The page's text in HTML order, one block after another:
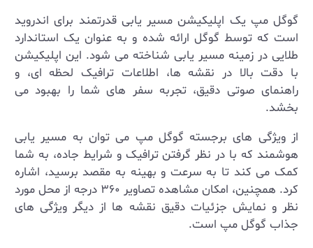
گوگل مپ یک اپلیکیشن مسیر یابی قدرتمند برای اندروید
است که توسط گوگل ارائه شده و به عنوان یک استاندارد
طلایی در زمینه مسیر یابی شناخته می ‌شود. این اپلیکیشن
با دقت بالا در نقشه ‌ها، اطلاعات ترافیک لحظه ‌ای، و
راهنمای صوتی دقیق، تجربه سفر های شما را بهبود می
‌بخشد.
از ویژگی‌ های برجسته گوگل مپ می ‌توان به مسیر یابی
هوشمند که با در نظر گرفتن ترافیک و شرایط جاده، به شما
کمک می ‌کند تا به سرعت و بهینه به مقصد برسید، اشاره
کرد. همچنین، امکان مشاهده تصاویر ۳۶۰ درجه از محل مورد
نظر و نمایش جزئیات دقیق نقشه‌ ها از دیگر ویژگی‌ های
جذاب گوگل مپ است.